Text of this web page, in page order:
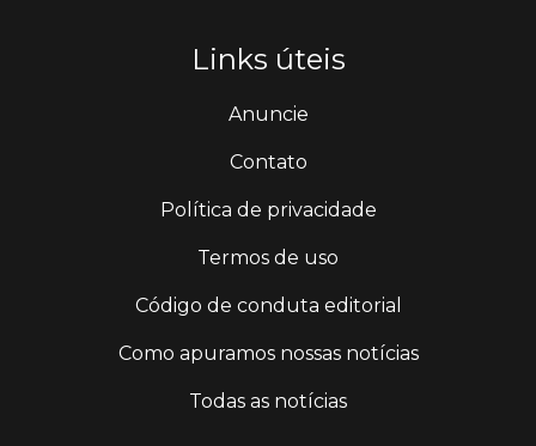
Links úteis
Anuncie
Contato
Política de privacidade
Termos de uso
Código de conduta editorial
Como apuramos nossas notícias
Todas as notícias